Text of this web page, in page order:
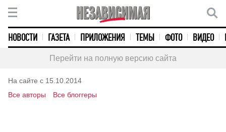
НОВОСТИ ГАЗЕТА ПРИЛОЖЕНИЯ ТЕМЫ ФОТО ВИДЕО
Перейти на полную версию сайта
На сайте с 15.10.2014
Все авторы
Все блоггеры